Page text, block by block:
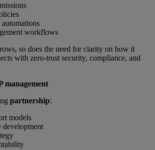
workflows
so does the need for clarity on how it
with zero-trust security, compliance, and
management
partnership:
models
development